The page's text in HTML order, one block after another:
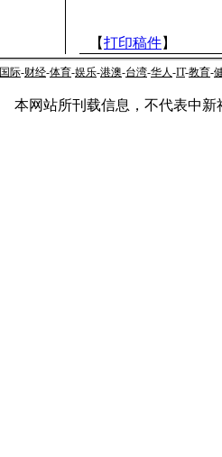
【打印稿件】
国际-财经-体育-娱乐-港澳-台湾-华人-IT-教育-
本网站所刊载信息，不代表中